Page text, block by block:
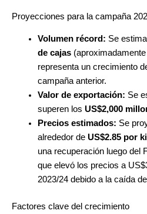
Proyecciones para la campaña
Volumen récord: Se
de cajas(aproximadamente
representa un crecimiento
campaña anterior.
Valor de exportación: Se
superen los US$2,000
Precios estimados: Se
alrededor de US$2.85 por
una recuperación luego del
que elevó los precios a
2023/24 debido a la caída
Factores clave del crecimiento